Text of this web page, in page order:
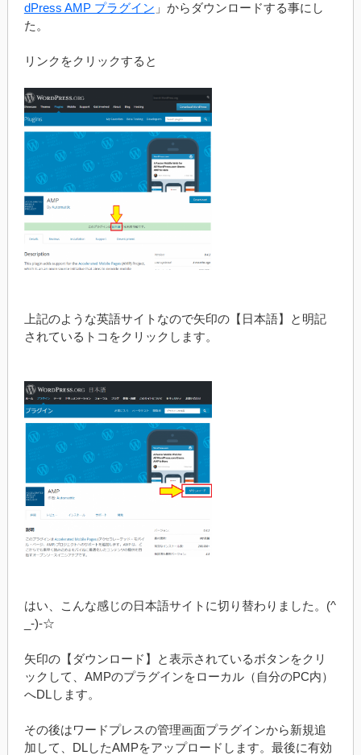
dPress AMP プラグイン 」からダウンロードする事にし
た。
リンクをクリックすると
上記のような英語サイトなので矢印の【日本語】と明記
されているトコをクリックします。
はい、こんな感じの日本語サイトに切り替わりました。(^
_-)-☆
矢印の【ダウンロード】と表示されているボタンをクリ
ックして、AMPのプラグインをローカル（自分のPC内）
へDLします。
その後はワードプレスの管理画面プラグインから新規追
加して、DLしたAMPをアップロードします。最後に有効